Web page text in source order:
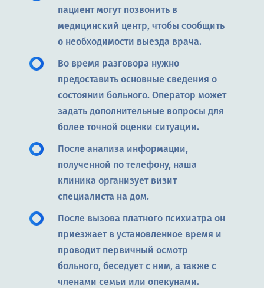
пациент могут позвонить в
медицинский центр, чтобы сообщить
о необходимости выезда врача.
Во время разговора нужно
предоставить основные сведения о
состоянии больного. Оператор может
задать дополнительные вопросы для
более точной оценки ситуации.
После анализа информации,
полученной по телефону, наша
клиника организует визит
специалиста на дом.
После вызова платного психиатра он
приезжает в установленное время и
проводит первичный осмотр
больного, беседует с ним, а также с
членами семьи или опекунами.